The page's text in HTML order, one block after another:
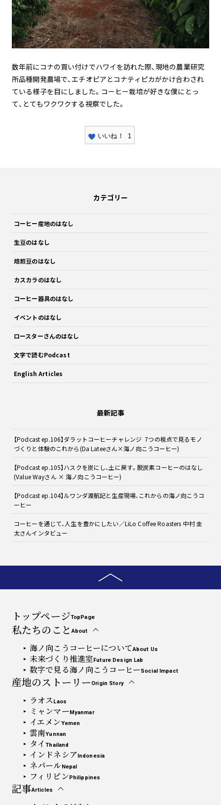
数年前にコナの買い付けでハワイを訪れた際、現地の農業研究
所品種開発農場で、エチオピアとコナティピカがかけ合わされ
ている様子を目にしました。コーヒー栽培が好きな僕にとっ
て、とてもワクワクする視察でした。
いいね！ 1
カテゴリー
コーヒー産地のはなし
生豆のはなし
焙煎豆のはなし
カスカラのはなし
コーヒー器具のはなし
イベントのはなし
ロースターさんのはなし
文字で読むPodcast
English Articles
最新記事
【Podcast ep.106】ダラットコーヒーチャレンジ 7つの視点で見るモノ
づくりと体験のこれから(Da Lateeさん×海ノ向こうコーヒー)
【Podcast ep.105】ハスクを炭にし、土に戻す。脱炭素コーヒーのはなし
(Value Wayさん × 海ノ向こうコーヒー)
【Podcast ep.104】ルワンダ渡航記と生産現場、これからの海ノ向こうコ
ーヒー
コーヒーを通じて、人生を豊かにしたい／LiLo Coffee Roasters 中村 圭
太さんインタビュー
トップページTopPage
私たちのことAbout
海ノ向こうコーヒーについてAbout Us
未来づくり推進室Future Design Lab
数字で見る海ノ向こうコーヒーSocial Impact
産地のストーリー Origin Story
ラオス Laos
ミャンマーMyanmar
イエメンYemen
雲南Yunnan
タイThailand
インドネシア Indonesia
ネパールNepal
フィリピンPhilippines
記事Articles